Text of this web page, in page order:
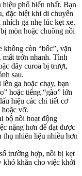
phổ biến nhất. Bạn
đặc biệt khi di chuyển
ga nhẹ lúc kẹt xe.
mòn hoặc chuông nồi
không còn “bốc”, vặn
mất trớn nhanh. Tình
dây curoa bị trượt,
sau.
ga hoặc chạy, bạn
hoặc tiếng “gào” lớn
hiệu các chi tiết cơ
vỡ.
bộ nồi hoạt động
nặng hơn để đạt được
thụ nhiên liệu nhiều hơn
trường hợp, nồi bị kẹt
khó khăn cho việc khởi